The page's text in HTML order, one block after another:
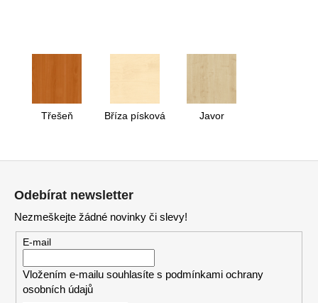
Třešeň Bříza písková Javor
Odebírat newsletter
Nezmeškejte žádné novinky či slevy!
E-mail
Vložením e-mailu souhlasíte s podmínkami ochrany
osobních údajů